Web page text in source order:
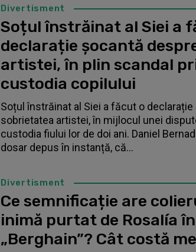
Divertisment
Soțul înstrăinat al Siei a
declarație șocantă
artistei, în plin scandal
custodia copilului
Soțul înstrăinat al Siei a făcut o
sobrietatea artistei, în mijlocul unei
custodia fiului lor de doi ani. Daniel
dosar depus în instanță, că...
Divertisment
Ce semnificație are
inimă purtat de Rosalía
„Berghain”? Cât costă